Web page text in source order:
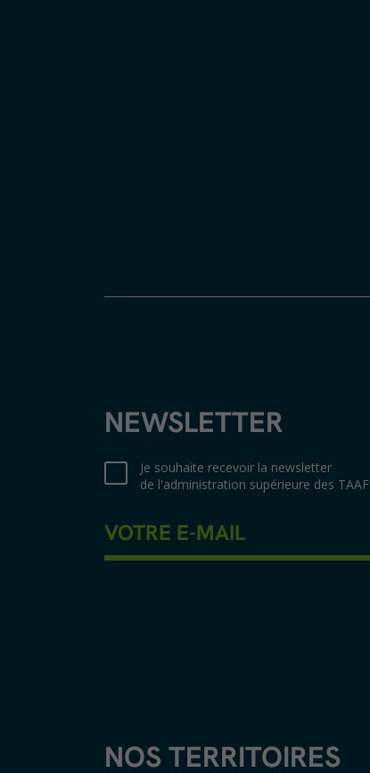
NEWSLETTER
Je souhaite recevoir la newsletter
de l'administration supérieure des TAAF
NOS TERRITOIRES